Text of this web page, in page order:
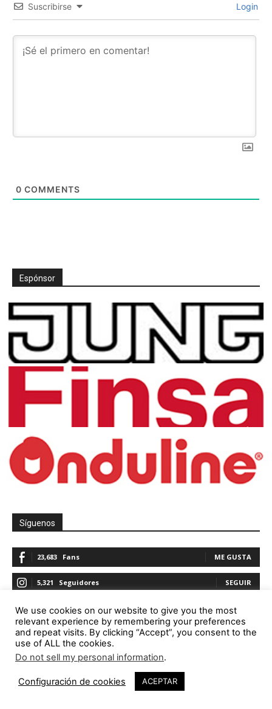
Suscribirse Login
0 COMMENTS
Espónsor
Síguenos
23,683 Fans ME GUSTA
5,321 Seguidores SEGUIR
1,844 Seguidores SEGUIR
23,782 Seguidores SEGUIR
Promoción
We use cookies on our website to give you the most
relevant experience by remembering your preferences
and repeat visits. By clicking “Accept”, you consent to the
use of ALL the cookies.
Do not sell my personal information.
Configuración de cookies ACEPTAR